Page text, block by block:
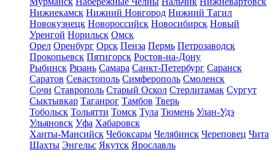
Нижнекамск Нижний Новгород Нижний Тагил
Новокузнецк Новороссийск Новосибирск Новый
Уренгой Норильск Омск
Орел Оренбург Орск Пенза Пермь Петрозаводск
Прокопьевск Пятигорск Ростов-на-Дону
Рыбинск Рязань Самара Санкт-Петербург Саранск
Саратов Севастополь Симферополь Смоленск
Сочи Ставрополь Старый Оскол Стерлитамак Сургут
Сыктывкар Таганрог Тамбов Тверь
Тобольск Тольятти Томск Тула Тюмень Улан-Удэ
Ульяновск Уфа Хабаровск
Ханты-Мансийск Чебоксары Челябинск Череповец Чита
Шахты Энгельс Якутск Ярославль